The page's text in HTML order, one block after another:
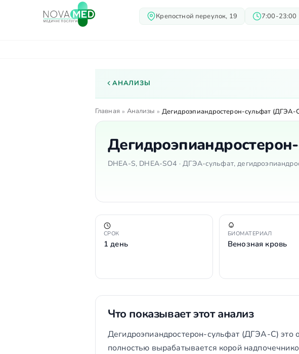
Крепостной переулок, 19 7:00-23:00
АНАЛИЗЫ
Главная » Анализы » Дегидроэпиандростерон-сульфат (ДГЭА-
DHEA-S, DHEA-SO4 · ДГЭА-сульфат,
СРОК
1 день
БИОМАТЕРИАЛ
Венозная кровь
Что показывает этот анализ
Дегидроэпиандростерон-сульфат (ДГЭА-С) это
полностью вырабатывается корой